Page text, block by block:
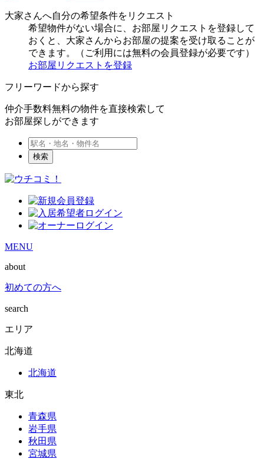
大家さんへ自分の希望条件をリクエスト
希望物件がない場合に、お部屋リクエストを登録して
おくと、大家さんからお部屋の提案を受け取ることが
できます。（ご利用には無料の会員登録が必要です）
お部屋リクエストを登録
フリーワードから探す
仲介手数料無料の物件を直接検索して
お部屋探しができます
検索
MENU
about
初めての方へ
search
エリア
北海道
北海道
東北
青森県
岩手県
秋田県
宮城県